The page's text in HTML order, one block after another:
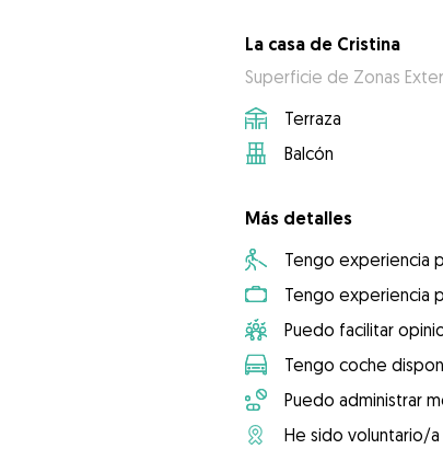
La casa de Cristina
Superficie de Zonas
Terraza
Balcón
Más detalles
Tengo experiencia
Tengo experiencia
Puedo facilitar
Tengo coche
Puedo administrar
He sido voluntario/